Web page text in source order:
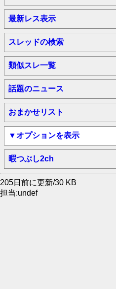
最新レス表示
スレッドの検索
類似スレ一覧
話題のニュース
おまかせリスト
▼オプションを表示
暇つぶし2ch
205日前に更新/30 KB
担当:undef